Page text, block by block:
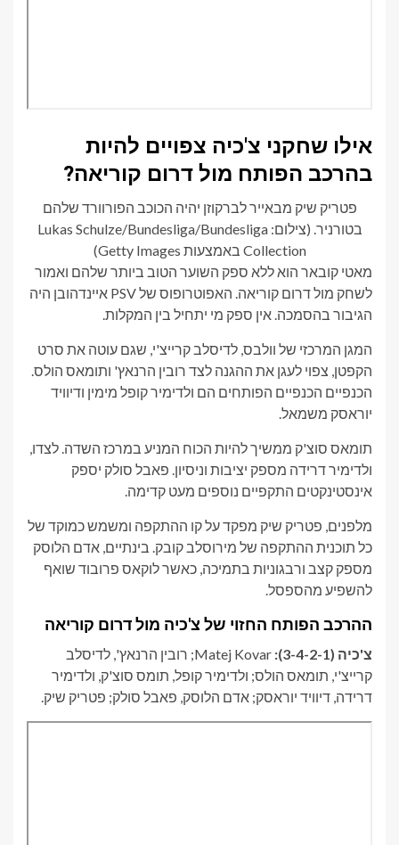
אילו שחקני צ'כיה צפויים להיות
בהרכב הפותח מול דרום קוריאה?
פטריק שיק מבאייר לברקוזן יהיה הכוכב הפורוורד שלהם
בטורניר. (צילום: Lukas Schulze/Bundesliga/Bundesliga
Collection באמצעות Getty Images)
מאטי קובאר הוא ללא ספק השוער הטוב ביותר שלהם ואמור
לשחק מול דרום קוריאה. האפוטרופוס של PSV איינדהובן היה
הגיבור בהסמכה. אין ספק מי יתחיל בין המקלות.
המגן המרכזי של וולבס, לדיסלב קרייצ'י, שגם עוטה את סרט
הקפטן, צפוי לעגן את ההגנה לצד רובין הרנאץ' ותומאס הולס.
הכנפיים הכנפיים הפותחים הם ולדימיר קופל מימין ודיוויד
יוראסק משמאל.
תומאס סוצ'ק ממשיך להיות הכוח המניע במרכז השדה. לצדו,
ולדימיר דרידה מספק יציבות וניסיון. פאבל סולק יספק
אינסטינקטים התקפיים נוספים מעט קדימה.
מלפנים, פטריק שיק מפקד על קו ההתקפה ומשמש כמוקד של
כל תוכנית ההתקפה של מירוסלב קובק. בינתיים, אדם הלוסק
מספק קצב ורבגוניות בתמיכה, כאשר לוקאס פרובוד שואף
להשפיע מהספסל.
ההרכב הפותח החזוי של צ'כיה מול דרום קוריאה
צ'כיה (3-4-2-1):
Matej Kovar; רובין הרנאץ', לדיסלב
קרייצ'י, תומאס הולס; ולדימיר קופל, תומס סוצ'ק, ולדימיר
דרידה, דיוויד יוראסק; אדם הלוסק, פאבל סולק; פטריק שיק.